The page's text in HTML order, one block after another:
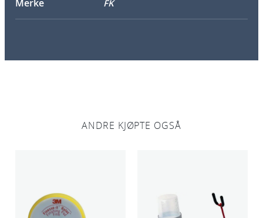
Merke FK
ANDRE KJØPTE OGSÅ